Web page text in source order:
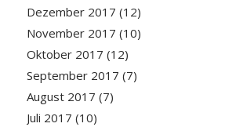
Dezember 2017 (12)
November 2017 (10)
Oktober 2017 (12)
September 2017 (7)
August 2017 (7)
Juli 2017 (10)